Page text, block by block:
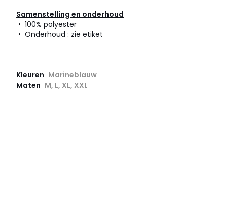
Samenstelling en onderhoud
• 100% polyester
• Onderhoud : zie etiket
Kleuren Marineblauw
Maten M, L, XL, XXL